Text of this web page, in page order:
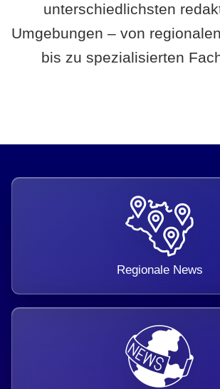
unterschiedlichsten
Umgebungen – von
bis zu spezialisierten
Regionale News